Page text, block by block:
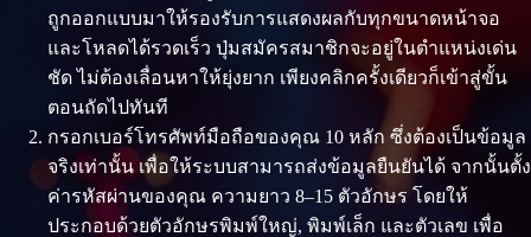
ถูกออกแบบมาให้รองรับการแสดงผลกับทุกขนาดหน้าจอ
และโหลดได้รวดเร็ว ปุ่มสมัครสมาชิกจะอยู่ในตำแหน่งเด่น
ชัด ไม่ต้องเลื่อนหาให้ยุ่งยาก เพียงคลิกครั้งเดียวก็เข้าสู่ขั้น
ตอนถัดไปทันที
กรอกเบอร์โทรศัพท์มือถือของคุณ 10 หลัก ซึ่งต้องเป็นข้อมูล
จริงเท่านั้น เพื่อให้ระบบสามารถส่งข้อมูลยืนยันได้ จากนั้นตั้ง
ค่ารหัสผ่านของคุณ ความยาว 8–15 ตัวอักษร โดยให้
ประกอบด้วยตัวอักษรพิมพ์ใหญ่, พิมพ์เล็ก และตัวเลข เพื่อ